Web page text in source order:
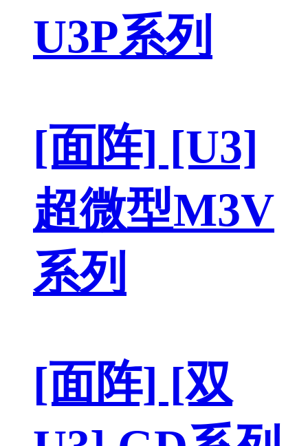
U3P系列
[面阵] [U3]
超微型M3V
系列
[面阵] [双